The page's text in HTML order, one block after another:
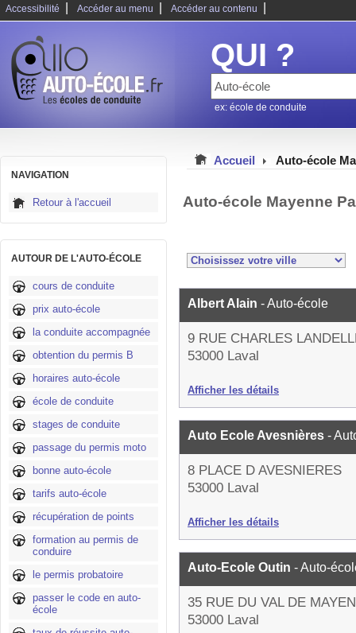
Accessibilité Accéder au menu Accéder au contenu
QUI ?
ex: école de conduite
NAVIGATION
Retour à l'accueil
AUTOUR DE L'AUTO-ÉCOLE
cours de conduite
prix auto-école
la conduite accompagnée
obtention du permis B
horaires auto-école
école de conduite
stages de conduite
passage du permis moto
bonne auto-école
tarifs auto-école
récupération de points
formation au permis de
conduire
le permis probatoire
passer le code en auto-
école
Accueil Auto-école
Auto-école Mayenne
Albert Alain - Auto-école
9 RUE CHARLES
53000 Laval
Afficher les détails
Auto Ecole Avesnières -
8 PLACE D AVESNIERES
53000 Laval
Afficher les détails
Auto-Ecole Outin - Auto-
35 RUE DU VAL DE
53000 Laval